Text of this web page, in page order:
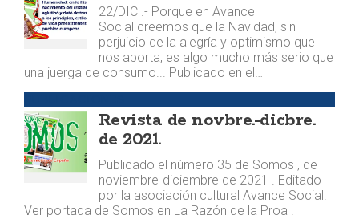
22/DIC .- Porque en Avance
Social creemos que la Navidad, sin
perjuicio de la alegría y optimismo que
nos aporta, es algo mucho más serio que
una juerga de consumo... Publicado en el…
Revista de novbre.-dicbre.
de 2021.
Publicado el número 35 de Somos , de
noviembre-diciembre de 2021 . Editado
por la asociación cultural Avance Social.
Ver portada de Somos en La Razón de la Proa .